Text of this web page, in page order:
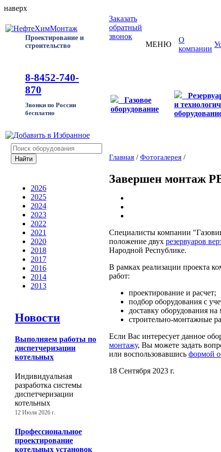
наверх
Проектирование и
строительство
8-8452-740-
870
Звонки по России
бесплатно
Заказать
обратный
звонок
МЕНЮ
О
компании
Газовое
оборудование
и
2026
2025
2024
2023
2022
2021
2020
2018
2017
2016
2014
2013
Новости
Выполняем работы по
диспетчеризации
котельных
Индивидуальная
разработка системы
диспетчеризации
котельных
12 Июля 2026 г.
Профессиональное
проектирование
котельных установок
Главная / Фотогалерея /
Завершен монтаж
Специалисты компании
положение двух резервуаров
Народной Республике.
В рамках реализации проекта
работ:
проектирование и расчет;
подбор оборудования с
доставку оборудования на
строительно-монтажные
Если Вас интересует данное
монтажу, Вы можете задать
или воспользовавшись формой
18 Сентября 2023 г.